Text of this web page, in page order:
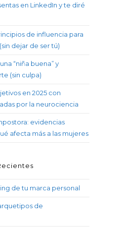
en LinkedIn y te diré
de influencia para
dejar de ser tú)
“niña buena” y
(sin culpa)
en 2025 con
por la neurociencia
evidencias
afecta más a las mujeres
de tu marca personal
de